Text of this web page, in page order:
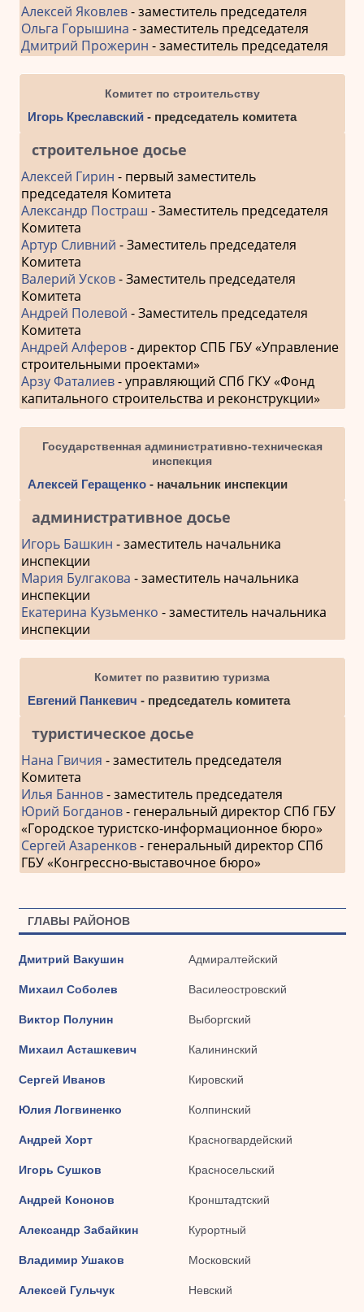
Алексей Яковлев- заместитель председателя
Ольга Горышина - заместитель председателя
Дмитрий Прожерин - заместитель председателя
Комитет по строительству
Игорь Креславский - председатель комитета
строительное досье
Алексей Гирин - первый заместитель
председателя Комитета
Александр Постраш - Заместитель председателя
Комитета
Артур Сливний - Заместитель председателя
Комитета
Валерий Усков- Заместитель председателя
Комитета
Андрей Полевой - Заместитель председателя
Комитета
Андрей Алферов- директор СПБ ГБУ «Управление
строительными проектами»
Арзу Фаталиев- управляющий СПб ГКУ «Фонд
капитального строительства и реконструкции»
Государственная административно-техническая
инспекция
Алексей Геращенко- начальник инспекции
административное досье
Игорь Башкин - заместитель начальника
инспекции
Мария Булгакова - заместитель начальника
инспекции
Екатерина Кузьменко - заместитель начальника
инспекции
Комитет по развитию туризма
Евгений Панкевич - председатель комитета
туристическое досье
Нана Гвичия - заместитель председателя
Комитета
Илья Баннов- заместитель председателя
Юрий Богданов- генеральный директор СПб ГБУ
«Городское туристско-информационное бюро»
Сергей Азаренков- генеральный директор СПб
ГБУ «Конгрессно-выставочное бюро»
ГЛАВЫ РАЙОНОВ
Дмитрий Вакушин Адмиралтейский
Михаил Соболев Василеостровский
Виктор Полунин Выборгский
Михаил Асташкевич Калининский
Сергей Иванов Кировский
Юлия Логвиненко Колпинский
Андрей Хорт Красногвардейский
Игорь Сушков Красносельский
Андрей Кононов Кронштадтский
Александр Забайкин Курортный
Владимир Ушаков Московский
Алексей Гульчук Невский